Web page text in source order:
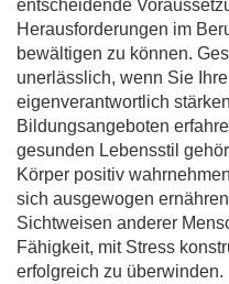
entscheidende
Herausforderungen im
bewältigen zu können.
unerlässlich, wenn Sie
eigenverantwortlich
Bildungsangeboten
gesunden Lebensstil
Körper positiv
sich ausgewogen
Sichtweisen anderer
Fähigkeit, mit Stress
erfolgreich zu